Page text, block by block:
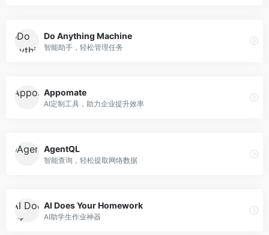
Do Anything Machine
智能助手，轻松管理任务
Appomate
AI定制工具，助力企业提升效率
AgentQL
智能查询，轻松提取网络数据
AI Does Your Homework
AI助学生作业神器